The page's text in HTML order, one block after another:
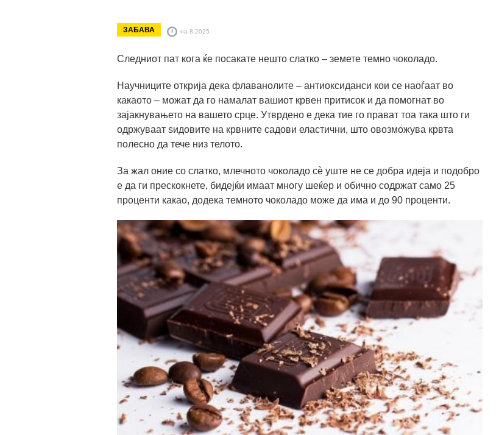
ЗАБАВА на 8.2025
Следниот пат кога ќе посакате нешто слатко – земете темно чоколадо.
Научниците открија дека флаванолите – антиоксиданси кои се наоѓаат во
какаото – можат да го намалат вашиот крвен притисок и да помогнат во
зајакнувањето на вашето срце. Утврдено е дека тие го прават тоа така што ги
одржуваат ѕидовите на крвните садови еластични, што овозможува крвта
полесно да тече низ телото.
За жал оние со слатко, млечното чоколадо сè уште не се добра идеја и подобро
е да ги прескокнете, бидејќи имаат многу шеќер и обично содржат само 25
проценти какао, додека темното чоколадо може да има и до 90 проценти.